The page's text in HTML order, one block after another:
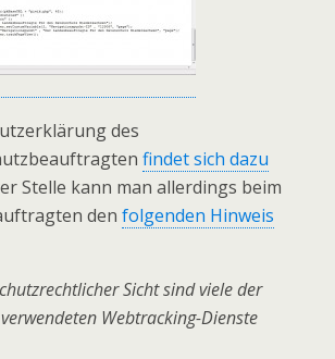
des
findet sich dazu
Stelle kann man allerdings beim
den folgenden Hinweis
Sicht sind viele der
Webtracking-Dienste